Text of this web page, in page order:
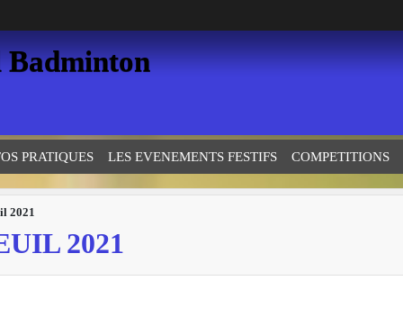
Badminton
PRATIQUES LES EVENEMENTS FESTIFS COMPETITIONS
2021
2021